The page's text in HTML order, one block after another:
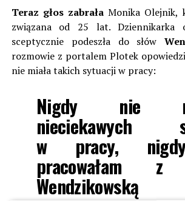
Teraz głos zabrałaMonika Olejnik,
związana od 25 lat. Dziennikarka
sceptycznie podeszła do słów
rozmowie z portalem Plotek
nie miała takich sytuacji w pracy:
Nigdy nie
nieciekawych
w pracy,
pracowałam z
Wendzikowską